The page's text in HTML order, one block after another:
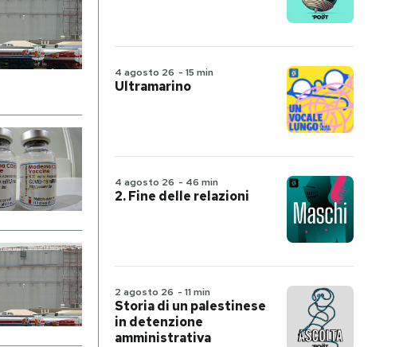
4 agosto 26 - 15 min
Ultramarino
4 agosto 26 - 46 min
2. Fine delle relazioni
2 agosto 26 - 11 min
Storia di un palestinese
in detenzione
amministrativa